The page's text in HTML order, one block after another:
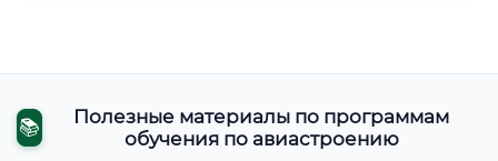
📚
Полезные материалы по программам
обучения по авиастроению